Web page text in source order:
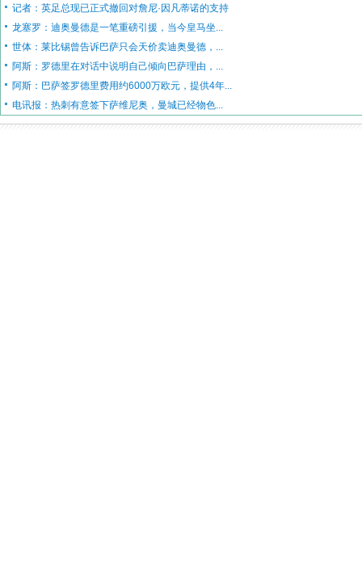
记者：英足总现已正式撤回对詹尼·因凡蒂诺的支持
龙塞罗：迪奥曼德是一笔重磅引援，当今皇马坐...
世体：莱比锡曾告诉巴萨只会天价卖迪奥曼德，...
阿斯：罗德里在对话中说明自己倾向巴萨理由，...
阿斯：巴萨签罗德里费用约6000万欧元，提供4年...
电讯报：热刺有意签下萨维尼奥，曼城已经物色...